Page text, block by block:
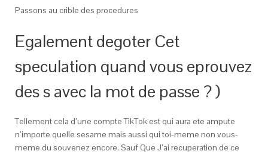
Passons au crible des procedures
Egalement degoter Cet
speculation quand vous eprouvez
des s avec la mot de passe ? )
Tellement cela d’une compte TikTok est qui aura ete ampute
n’importe quelle sesame mais aussi qui toi-meme non vous-
meme du souvenez encore. Sauf Que J’ai recuperation de ce